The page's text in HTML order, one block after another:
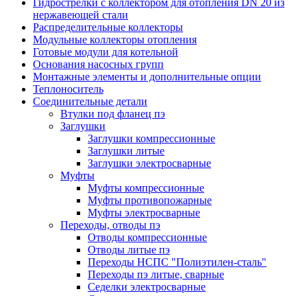
Гидрострелки с коллектором для отопления DN 20 из
нержавеющей стали
Распределительные коллекторы
Модульные коллекторы отопления
Готовые модули для котельной
Основания насосных групп
Монтажные элементы и дополнительные опции
Теплоноситель
Соединительные детали
Втулки под фланец пэ
Заглушки
Заглушки компрессионные
Заглушки литые
Заглушки электросварные
Муфты
Муфты компрессионные
Муфты противопожарные
Муфты электросварные
Переходы, отводы пэ
Отводы компрессионные
Отводы литые пэ
Переходы НСПС "Полиэтилен-сталь"
Переходы пэ литые, сварные
Седелки электросварные